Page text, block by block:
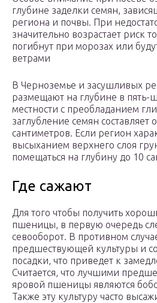
глубине заделки семян,
региона и почвы. При
значительно возрастает риск
погибнут при морозах или
ветрами
В Черноземье и засушливых
размещают на глубине в пять-
местности с преобладанием
заглубление семян составляет
сантиметров. Если регион
высыханием верхнего слоя
помещаться на глубину до 10
Где сажают
Для того чтобы получить
пшеницы, в первую очередь
севооборот. В противном
предшествующей культуры и
посадки, что приведет к
Считается, что лучшими
яровой пшеницы являются
Также эту культуру часто